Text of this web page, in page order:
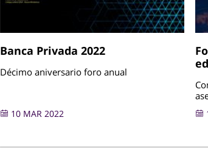
Banca Privada 2022
Décimo aniversario foro anual
10 MAR 2022